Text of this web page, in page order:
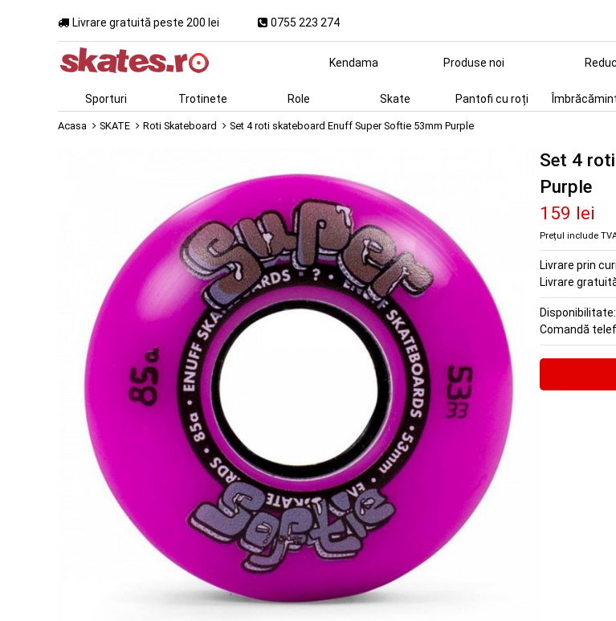
Livrare gratuită peste 200 lei 0755 223 274
Kendama Produse noi
Sporturi Trotinete Role Skate Pantofi cu roți
Acasa SKATE Roti Skateboard Set 4 roti skateboard Enuff Super Softie 53mm Purple
Set 4
Purple
159 lei
Prețul include
Livrare prin
Livrare
Disponibilitate:
Comandă